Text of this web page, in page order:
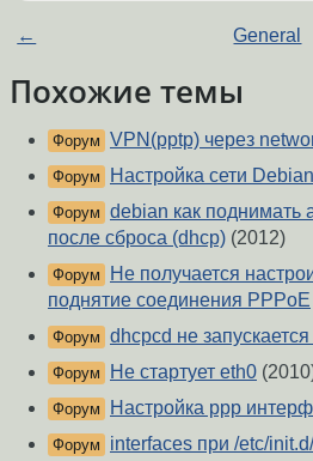
← General
Похожие темы
Форум VPN(pptp) через
Форум Настройка сети Debian
Форум debian как поднимать
после сброса (dhcp) (2012)
Форум
Не получается
поднятие соединения PPPoE
Форум dhcpcd не
Форум Не стартует eth0
Форум Настройка ppp
Форум
interfaces при /etc/